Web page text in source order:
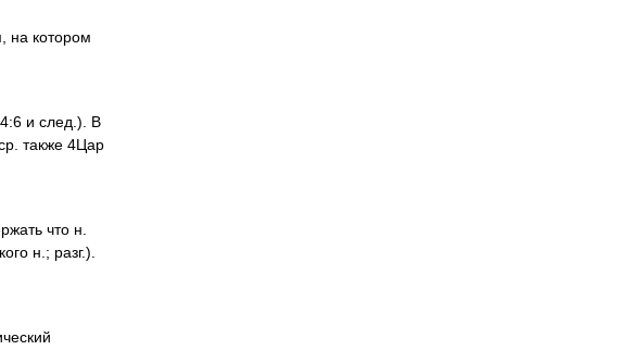
на котором
и след.). В
также 4Цар
что н.
н.; разг.).